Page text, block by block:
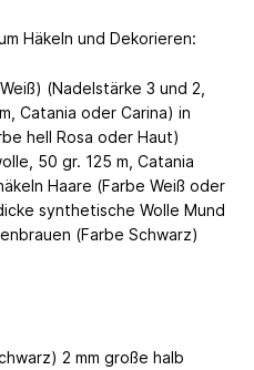
Häkeln und Dekorieren:
(Nadelstärke 3 und 2,
Catania oder Carina) in
hell Rosa oder Haut)
50 gr. 125 m, Catania
Haare (Farbe Weiß oder
synthetische Wolle Mund
(Farbe Schwarz)
2 mm große halb